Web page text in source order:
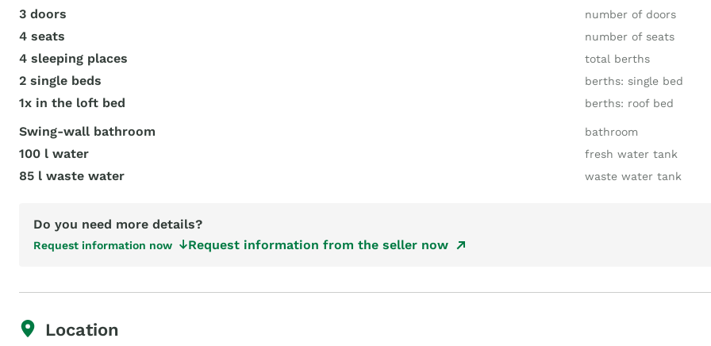
3 doors number of doors
4 seats number of seats
4 sleeping places total berths
2 single beds berths: single bed
1x in the loft bed berths: roof bed
Swing-wall bathroom bathroom
100 l water fresh water tank
85 l waste water waste water tank
Do you need more details?
Request information now Request information from the seller now
Location